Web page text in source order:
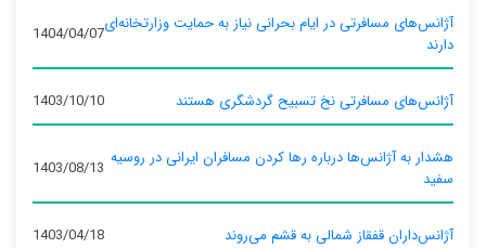
آژانس‌های مسافرتی در ایام بحرانی نیاز به حمایت وزارتخانه‌ای
دارند
1404/04/07
آژانس‌های مسافرتی نخ تسبیح گردشگری هستند 1403/10/10
هشدار به آژانس‌ها درباره رها کردن مسافران ایرانی در روسیه
سفید
1403/08/13
آژانس‌داران قفقاز شمالی به قشم می‌روند 1403/04/18